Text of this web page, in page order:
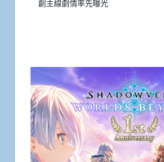
創主線劇情率先曝光